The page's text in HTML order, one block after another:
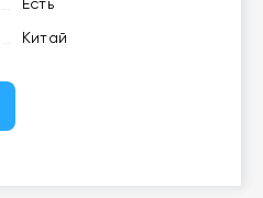
Китай